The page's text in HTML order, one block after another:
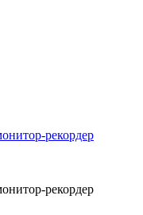
рекордер
рекордер